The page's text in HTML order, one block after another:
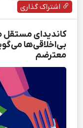
اشتراک گذاری
کاندیدای
بی‌اخلاقی‌ها
معترضم